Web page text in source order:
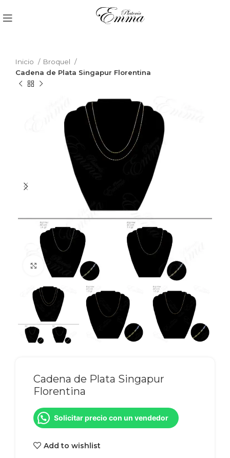
Inicio
Broquel
Cadena de Plata Singapur Florentina
Click to enlarge
Cadena de Plata Singapur
Florentina
Solicitar precio con un vendedor
Add to wishlist